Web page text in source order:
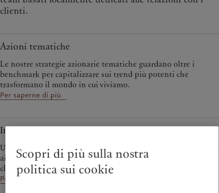
clienti.
Azioni tematiche
Le nostre strategie azionarie tematiche guardano oltre i
benchmark per capitalizzare sui trend più potenti che
trasformano il mondo in cui viviamo.
Per saperne di più
Investimenti alternativi
Una varietà di strategie alternative che vanno dagli hedge fund
ai private asset per ottenere diversificazione rispetto alle
classi di attività tradizionali.
Per saperne di più
Scopri di più sulla nostra
politica sui cookie